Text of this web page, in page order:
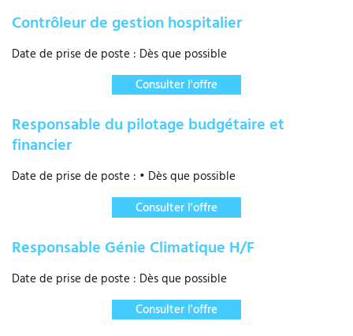
Contrôleur de gestion hospitalier
Date de prise de poste : Dès que possible
Consulter l'offre
Responsable du pilotage budgétaire et
financier
Date de prise de poste : • Dès que possible
Consulter l'offre
Responsable Génie Climatique H/F
Date de prise de poste : Dès que possible
Consulter l'offre